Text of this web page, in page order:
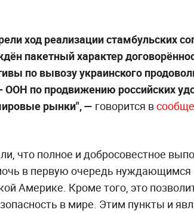
ход реализации стамбульских
пакетный характер
по вывозу украинского
по продвижению российских
рынки", — говорится в
что полное и добросовестное
в первую очередь нуждающимся
Америке. Кроме того, это
в мире. Этим пункты и